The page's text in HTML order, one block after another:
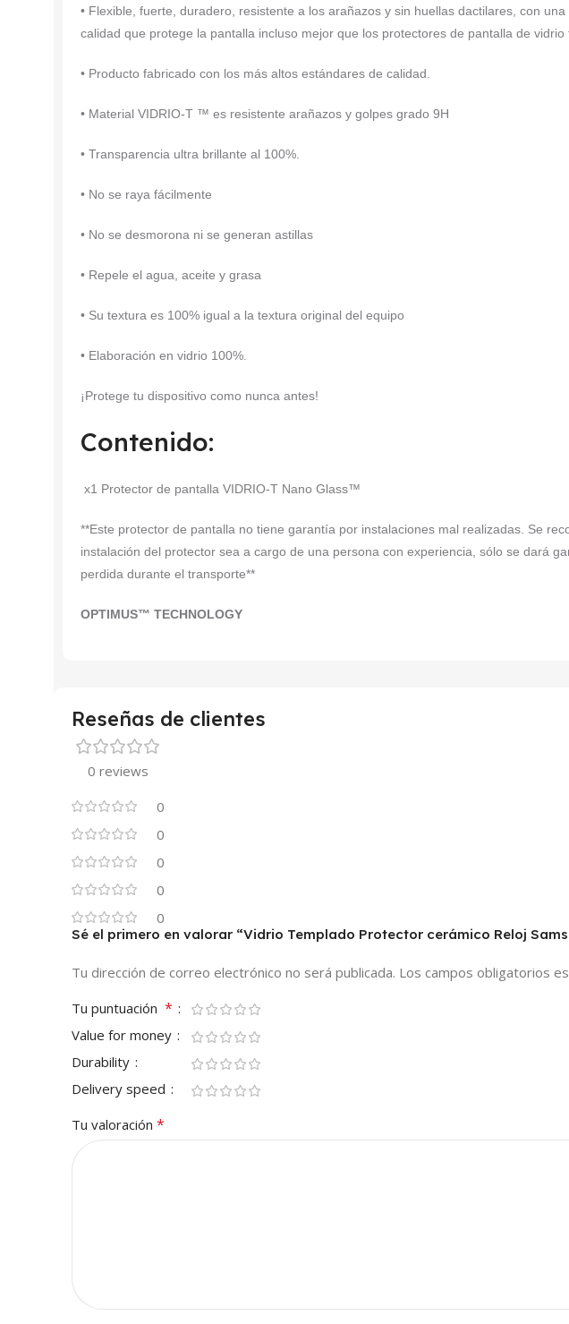
• Flexible, fuerte, duradero, resistente a los arañazos y sin huellas dactilares, con
calidad que protege la pantalla incluso mejor que los protectores de pantalla de vidrio
• Producto fabricado con los más altos estándares de calidad.
• Material VIDRIO-T ™ es resistente arañazos y golpes grado 9H
• Transparencia ultra brillante al 100%.
• No se raya fácilmente
• No se desmorona ni se generan astillas
• Repele el agua, aceite y grasa
• Su textura es 100% igual a la textura original del equipo
• Elaboración en vidrio 100%.
¡Protege tu dispositivo como nunca antes!
Contenido:
x1 Protector de pantalla VIDRIO-T Nano Glass™
**Este protector de pantalla no tiene garantía por instalaciones mal realizadas. Se
instalación del protector sea a cargo de una persona con experiencia, sólo se dará
perdida durante el transporte**
OPTIMUS™ TECHNOLOGY
Reseñas de clientes
0 reviews
0
0
0
0
0
Sé el primero en valorar “Vidrio Templado Protector cerámico Reloj
Tu dirección de correo electrónico no será publicada. Los campos obligatorios
Tu puntuación *
Value for money
Durability
Delivery speed
Tu valoración *